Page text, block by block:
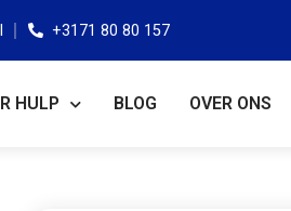
+3171 80 80 157
HULP BLOG OVER ONS